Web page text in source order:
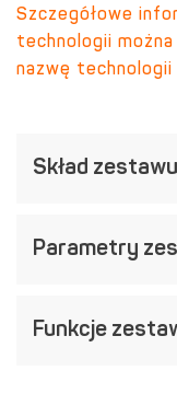
Szczegółowe
technologii
nazwę
Skład zestawu
Parametry
Funkcje